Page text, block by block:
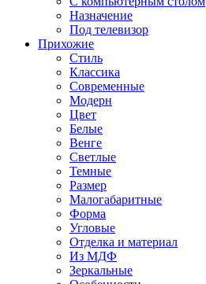
Назначение
Под телевизор
Прихожие
Стиль
Классика
Современные
Модерн
Цвет
Белые
Венге
Светлые
Темные
Размер
Малогабаритные
Форма
Угловые
Отделка и материал
Из МДФ
Зеркальные